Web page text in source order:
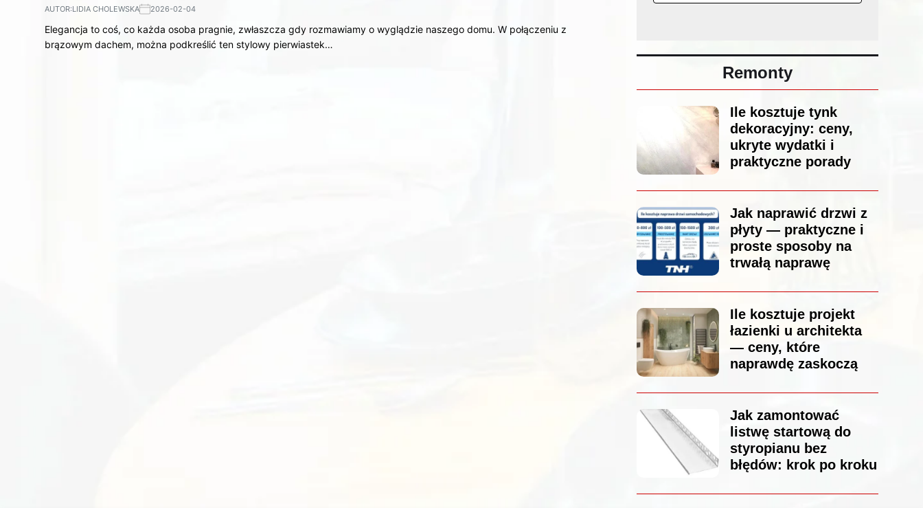
AUTOR:LIDIA CHOLEWSKA 2026-02-04
Elegancja to coś, co każda osoba pragnie, zwłaszcza gdy rozmawiamy o wyglądzie naszego domu. W połączeniu z
brązowym dachem, można podkreślić ten stylowy pierwiastek…
Remonty
Ile kosztuje tynk
dekoracyjny: ceny,
ukryte wydatki i
praktyczne porady
Jak naprawić drzwi z
płyty — praktyczne i
proste sposoby na
trwałą naprawę
Ile kosztuje projekt
łazienki u architekta
— ceny, które
naprawdę zaskoczą
Jak zamontować
listwę startową do
styropianu bez
błędów: krok po kroku